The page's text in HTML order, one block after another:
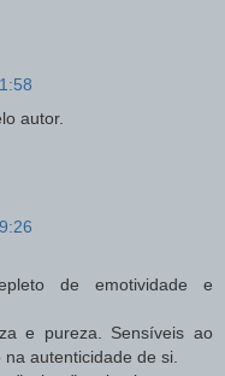
autor.
de emotividade e
e pureza. Sensíveis ao
autenticidade de si.